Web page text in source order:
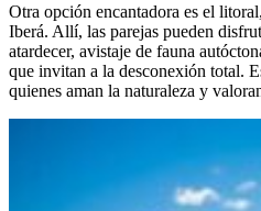
Otra opción encantadora es el
Iberá. Allí, las parejas pueden
atardecer, avistaje de fauna
que invitan a la desconexión total.
quienes aman la naturaleza y